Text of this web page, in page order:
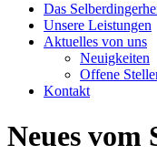
Das
Unsere Leistungen
Aktuelles von uns
Neuigkeiten
Offene
Kontakt
Neues vom